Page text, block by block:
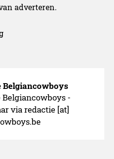
adverteren.
Belgiancowboys
Belgiancowboys -
via redactie [at]